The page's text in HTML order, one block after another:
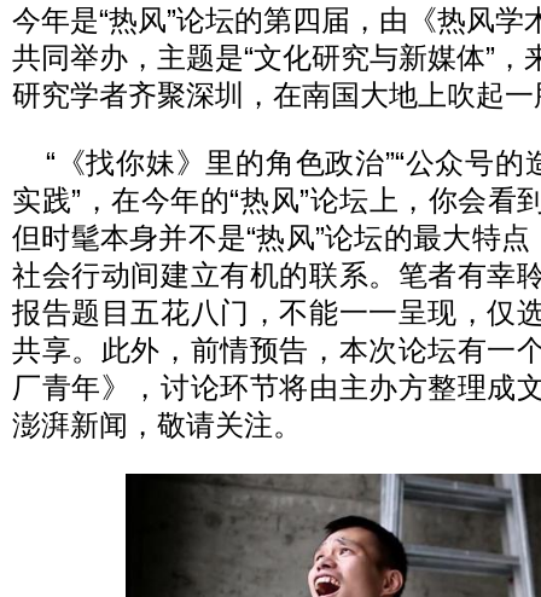
今年是“热风”论坛的第四届，由《热风
共同举办，主题是“文化研究与新媒体”
研究学者齐聚深圳，在南国大地上吹起一
“《找你妹》里的角色政治”“公众号的
实践”，在今年的“热风”论坛上，你会看
但时髦本身并不是“热风”论坛的最大特点
社会行动间建立有机的联系。笔者有幸
报告题目五花八门，不能一一呈现，仅
共享。此外，前情预告，本次论坛有一
厂青年》，讨论环节将由主办方整理成
澎湃新闻，敬请关注。